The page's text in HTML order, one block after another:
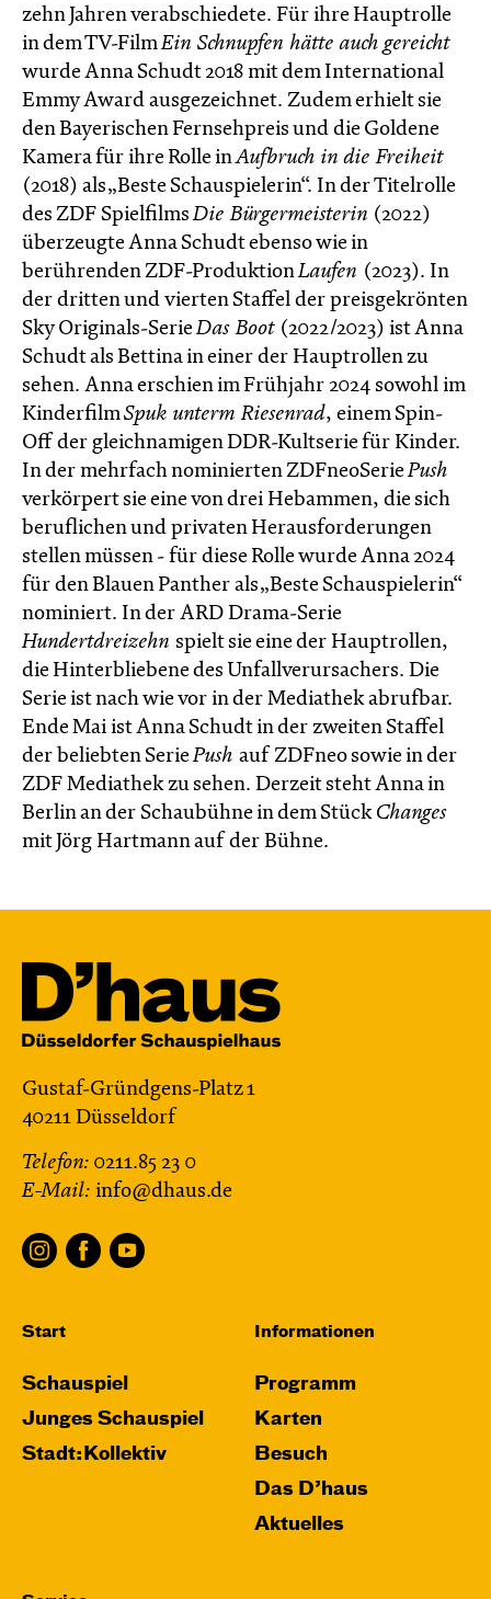
zehn Jahren verabschiedete. Für ihre Hauptrolle
in dem TV-FilmEin Schnupfen hätte auch gereicht
wurde Anna Schudt 2018 mit dem International
Emmy Award ausgezeichnet. Zudem erhielt sie
den Bayerischen Fernsehpreis und die Goldene
Kamera für ihre Rolle inAufbruch in die Freiheit
(2018) als „Beste Schauspielerin“. In der Titelrolle
des ZDF SpielfilmsDie Bürgermeisterin (2022)
überzeugte Anna Schudt ebenso wie in
berührenden ZDF-ProduktionLaufen (2023). In
der dritten und vierten Staffel der preisgekrönten
Sky Originals-SerieDas Boot (2022/2023) ist Anna
Schudt als Bettina in einer der Hauptrollen zu
sehen. Anna erschien im Frühjahr 2024 sowohl im
KinderfilmSpuk unterm Riesenrad, einem Spin-
Off der gleichnamigen DDR-Kultserie für Kinder.
In der mehrfach nominierten ZDFneoSeriePush
verkörpert sie eine von drei Hebammen, die sich
beruflichen und privaten Herausforderungen
stellen müssen - für diese Rolle wurde Anna 2024
für den Blauen Panther als „Beste Schauspielerin“
nominiert. In der ARD Drama-Serie
Hundertdreizehn spielt sie eine der Hauptrollen,
die Hinterbliebene des Unfallverursachers. Die
Serie ist nach wie vor in der Mediathek abrufbar.
Ende Mai ist Anna Schudt in der zweiten Staffel
der beliebten SeriePush auf ZDFneo sowie in der
ZDF Mediathek zu sehen. Derzeit steht Anna in
Berlin an der Schaubühne in dem Stück Changes
mit Jörg Hartmann auf der Bühne.
Gustaf-Gründgens-Platz 1
40211 Düsseldorf
Telefon: 0211.85 23 0
E-Mail: info@dhaus.de
Start
Schauspiel
Junges Schauspiel
Stadt:Kollektiv
Informationen
Programm
Karten
Besuch
Das D’haus
Aktuelles